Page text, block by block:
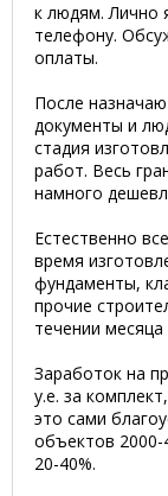
к людям. Лично
телефону.
оплаты.
После
документы и
стадия
работ. Весь
намного
Естественно
время
фундаменты,
прочие
течении
Заработок на
у.е. за
это сами
объектов 2000-
20-40%.